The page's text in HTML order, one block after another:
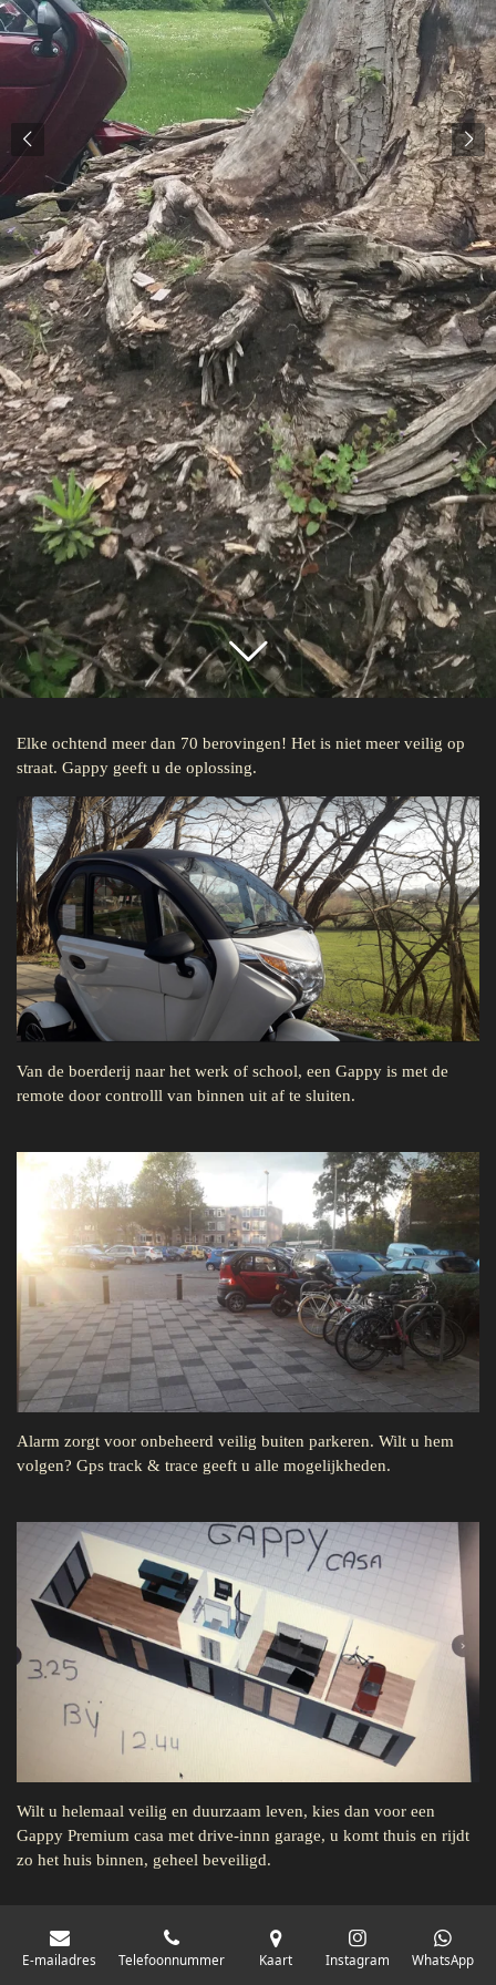
Elke ochtend meer dan 70 berovingen! Het is niet meer veilig op
straat. Gappy geeft u de oplossing.
Van de boerderij naar het werk of school, een Gappy is met de
remote door controlll van binnen uit af te sluiten.
Alarm zorgt voor onbeheerd veilig buiten parkeren. Wilt u hem
volgen? Gps track & trace geeft u alle mogelijkheden.
Wilt u helemaal veilig en duurzaam leven, kies dan voor een
Gappy Premium casa met drive-innn garage, u komt thuis en rijdt
zo het huis binnen, geheel beveiligd.
E-mailadres Telefoonnummer Kaart Instagram WhatsApp